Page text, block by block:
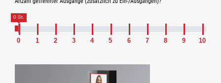
0 St.
0 1 2 3 4 5 6 7 8 9 10